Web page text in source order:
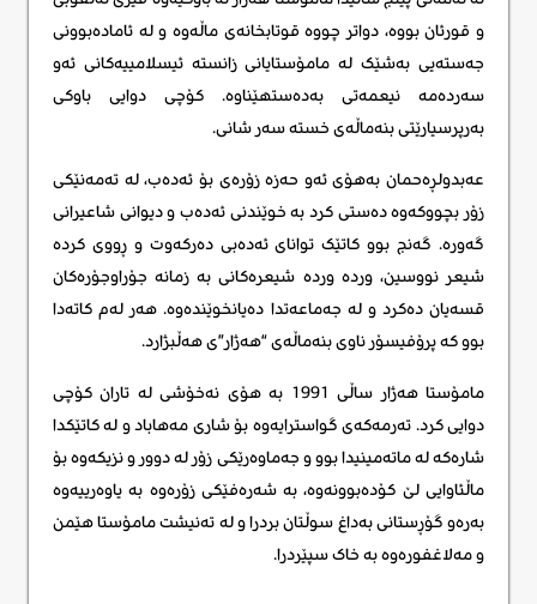
و قورئان بووە، دواتر چووە قوتابخانەی ماڵەوە و لە ئامادەبوونی
جەستەیی بەشێک لە مامۆستایانی زانستە ئیسلامییەکانی ئەو
سەردەمە نیعمەتی بەدەستهێناوە. کۆچی دوایی باوکی
بەرپرسیارێتی بنەماڵەی خستە سەر شانی.
عەبدولڕەحمان بەهۆی ئەو حەزە زۆرەی بۆ ئەدەب، لە تەمەنێکی
زۆر بچووکەوە دەستی کرد بە خوێندنی ئەدەب و دیوانی شاعیرانی
گەورە. گەنج بوو کاتێک توانای ئەدەبی دەرکەوت و ڕووی کردە
شیعر نووسین، وردە وردە شیعرەکانی بە زمانە جۆراوجۆرەکان
قسەیان دەکرد و لە جەماعەتدا دەیانخوێندەوە. هەر لەم کاتەدا
بوو کە پرۆفیسۆر ناوی بنەماڵەی “هەژار”ی هەڵبژارد.
مامۆستا هەژار ساڵی 1991 بە هۆی نەخۆشی لە تاران کۆچی
دوایی کرد. تەرمەکەی گواسترایەوە بۆ شاری مەهاباد و لە کاتێکدا
شارەکە لە ماتەمینیدا بوو و جەماوەرێکی زۆر لە دوور و نزیکەوە بۆ
ماڵئاوایی لێ کۆدەبوونەوە، بە شەرەفێکی زۆرەوە بە یاوەرییەوە
بەرەو گۆڕستانی بەداغ سوڵتان بردرا و لە تەنیشت مامۆستا هێمن
و مەلاغفورەوە بە خاک سپێردرا.